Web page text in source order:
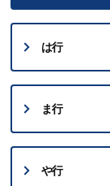
は行
ま行
や行